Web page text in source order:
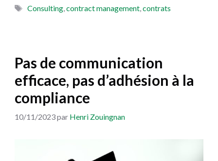
Étiquettes
Consulting,contract management,contrats
Pas de communication
efficace, pas d’adhésion à la
compliance
10/11/2023par Henri Zouingnan